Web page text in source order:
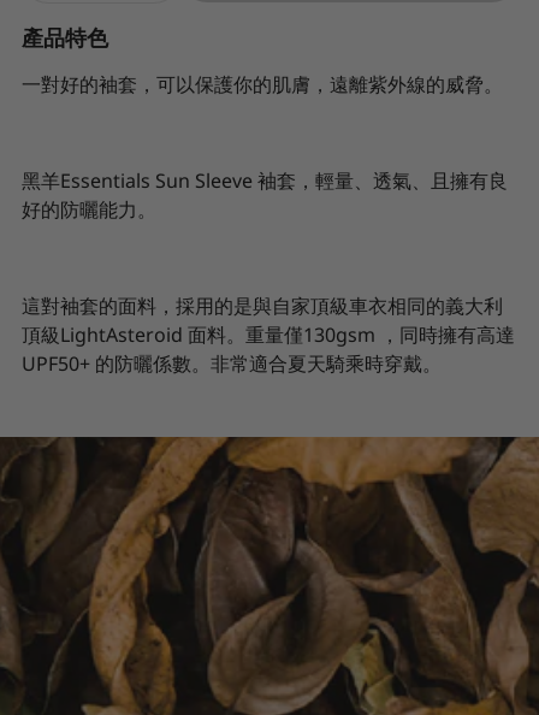
產品特色
一對好的袖套，可以保護你的肌膚，遠離紫外線的威脅。
黑羊Essentials Sun Sleeve 袖套，輕量、透氣、且擁有良
好的防曬能力。
這對袖套的面料，採用的是與自家頂級車衣相同的義大利
頂級LightAsteroid 面料。重量僅130gsm ，同時擁有高達
UPF50+ 的防曬係數。非常適合夏天騎乘時穿戴。